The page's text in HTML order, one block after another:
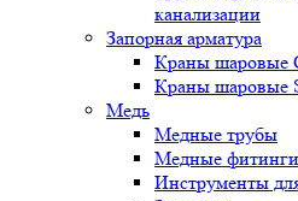
канализации
Запорная арматура
Краны
Краны шаровые
Медь
Медные трубы
Медные
Инструменты